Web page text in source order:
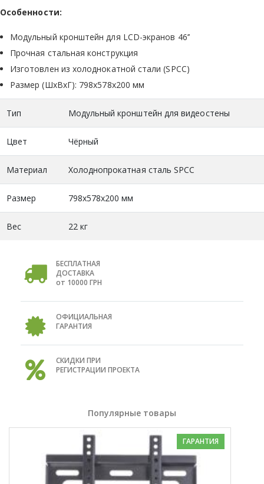
Особенности:
Модульный кронштейн для LCD-экранов 46’’
Прочная стальная конструкция
Изготовлен из холоднокатной стали (SPCC)
Размер (ШхВхГ): 798х578х200 мм
Тип Модульный кронштейн для видеостены
Цвет Чёрный
Материал Холоднопрокатная сталь SPCC
Размер 798х578х200 мм
Вес 22 кг
БЕСПЛАТНАЯ
ДОСТАВКА
от 10000 ГРН
ОФИЦИАЛЬНАЯ
ГАРАНТИЯ
СКИДКИ ПРИ
РЕГИСТРАЦИИ ПРОЕКТА
Популярные товары
ГАРАНТИЯ